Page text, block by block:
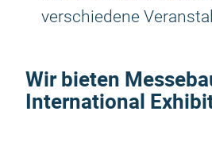
verschiedene
Wir bieten
International